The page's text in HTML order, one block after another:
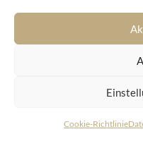
Cookie-Richtlinie